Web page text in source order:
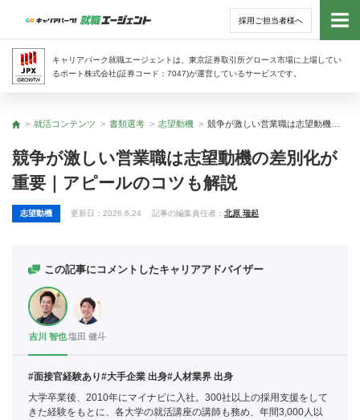
採用ご担当者様へ
キャリアパーク就職エージェントは、東京証券取引所グロース市場に上場してい
るポート株式会社(証券コード：7047)が運営しているサービスです。
トッ
トップ
就活コンテンツ 書類選考 志望動機
競争が激しい営業職は志望動機の差別化が
重要｜アピールのコツも解説
志望動機 更新日： 2026.6.24 記事の編集責任者： 北原 瑞起
この記事にコメントしたキャリアアドバイザー
吉川 智也塩田 健斗
#面接官経験あり#大手企業 出身#人材業界 出身
大学卒業後、2010年にマイナビに入社。300社以上の採用支援をして
きた経験をもとに、各大学の就活講座の講師も務め、年間3,000人以